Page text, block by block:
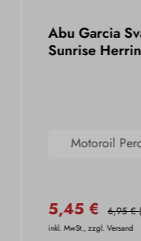
Abu Garcia
Sunrise
Motoroil
5,45 € 6,95 €
inkl. MwSt., zzgl. Versand